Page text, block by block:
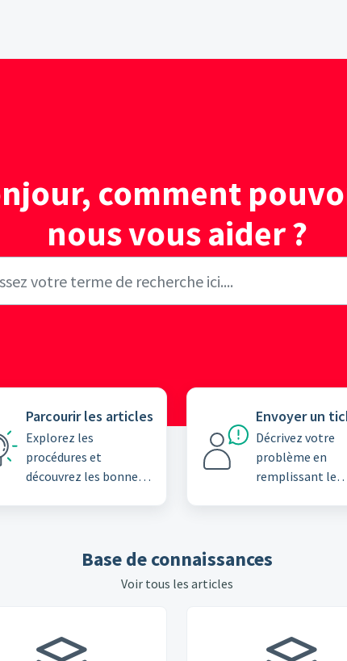
comment
nous vous aider ?
Parcourir les articles
Explorez les
procédures et
découvrez les bonnes
Envoyer un
Décrivez votre
problème en
remplissant le
Base de connaissances
Voir tous les articles